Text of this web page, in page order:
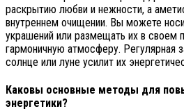
раскрытию любви и нежности, а
внутреннем очищении. Вы можете
украшений или размещать их в своем
гармоничную атмосферу. Регулярная
солнце или луне усилит их
Каковы основные методы для
энергетики?